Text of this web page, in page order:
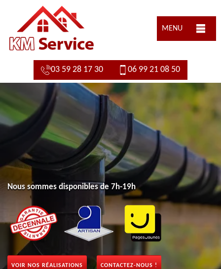
MENU
03 59 28 17 30 06 99 21 08 50
Nous sommes disponibles de 7h-19h
VOIR NOS RÉALISATIONS CONTACTEZ-NOUS !